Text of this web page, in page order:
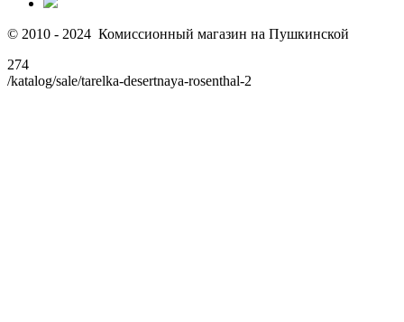
© 2010 - 2024 Комиссионный магазин на Пушкинской
274
/katalog/sale/tarelka-desertnaya-rosenthal-2